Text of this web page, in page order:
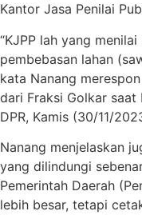
Kantor Jasa Penilai
“KJPP lah yang
pembebasan lahan
kata Nanang
dari Fraksi Golkar saat
DPR, Kamis (30/11/
Nanang menjelaskan
yang dilindungi
Pemerintah Daerah
lebih besar, tetapi